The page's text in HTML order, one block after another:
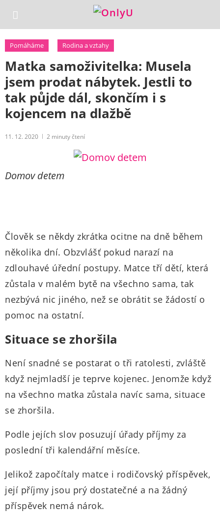
Pomáháme Rodina a vztahy
Matka samoživitelka: Musela
jsem prodat nábytek. Jestli to
tak půjde dál, skončím i s
kojencem na dlažbě
11. 12. 2020 2 minuty čtení
Domov detem
Člověk se někdy zkrátka ocitne na dně během
několika dní. Obzvlášť pokud narazí na
zdlouhavé úřední postupy. Matce tří dětí, která
zůstala v malém bytě na všechno sama, tak
nezbývá nic jiného, než se obrátit se žádostí o
pomoc na ostatní.
Situace se zhoršila
Není snadné se postarat o tři ratolesti, zvláště
když nejmladší je teprve kojenec. Jenomže když
na všechno matka zůstala navíc sama, situace
se zhoršila.
Podle jejích slov posuzují úřady příjmy za
poslední tři kalendářní měsíce.
Jelikož započítaly matce i rodičovský příspěvek,
její příjmy jsou prý dostatečné a na žádný
příspěvek nemá nárok.